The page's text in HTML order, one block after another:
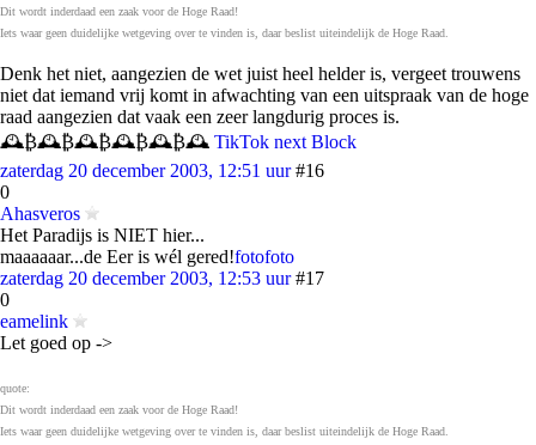
Dit wordt inderdaad een zaak voor de Hoge Raad!
Iets waar geen duidelijke wetgeving over te vinden is, daar beslist uiteindelijk de Hoge Raad.
Denk het niet, aangezien de wet juist heel helder is, vergeet trouwens
niet dat iemand vrij komt in afwachting van een uitspraak van de hoge
raad aangezien dat vaak een zeer langdurig proces is.
🕰️₿🕰️₿🕰️₿🕰️₿🕰️₿🕰️ TikTok next Block
zaterdag 20 december 2003, 12:51 uur #16
0
Ahasveros
Het Paradijs is NIET hier...
maaaaaar...de Eer is wél gered!fotofoto
zaterdag 20 december 2003, 12:53 uur #17
0
eamelink
Let goed op ->
quote:
Dit wordt inderdaad een zaak voor de Hoge Raad!
Iets waar geen duidelijke wetgeving over te vinden is, daar beslist uiteindelijk de Hoge Raad.